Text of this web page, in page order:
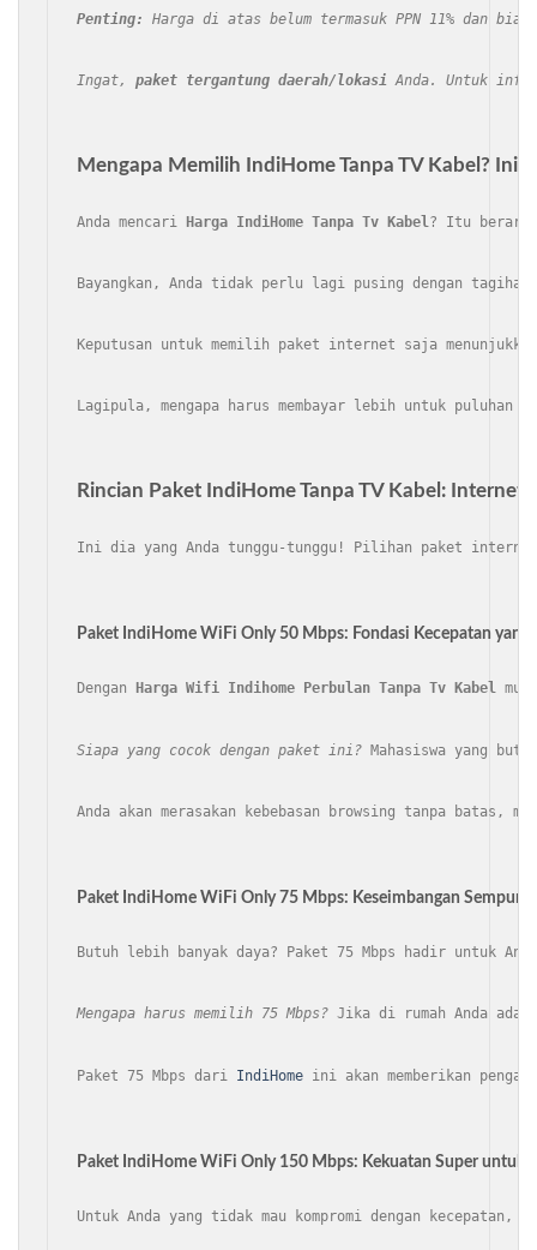
Penting: Harga di atas belum termasuk PPN 11% dan
Ingat, paket tergantung daerah/lokasi Anda. Untuk
Mengapa Memilih IndiHome Tanpa TV Kabel? Ini
Anda mencari Harga IndiHome Tanpa Tv Kabel ? Itu berarti
Bayangkan, Anda tidak perlu lagi pusing dengan tagihan
Keputusan untuk memilih paket internet saja
Lagipula, mengapa harus membayar lebih untuk
Rincian Paket IndiHome Tanpa TV Kabel: Internet
Ini dia yang Anda tunggu-tunggu! Pilihan paket internet
Paket IndiHome WiFi Only 50 Mbps: Fondasi Kecepatan yang
Dengan Harga Wifi Indihome Perbulan Tanpa Tv Kabel
Siapa yang cocok dengan paket ini? Mahasiswa yang
Anda akan merasakan kebebasan browsing tanpa
Paket IndiHome WiFi Only 75 Mbps: Keseimbangan
Butuh lebih banyak daya? Paket 75 Mbps hadir untuk
Mengapa harus memilih 75 Mbps? Jika di rumah Anda
Paket 75 Mbps dari IndiHome ini akan memberikan
Paket IndiHome WiFi Only 150 Mbps: Kekuatan Super untuk
Untuk Anda yang tidak mau kompromi dengan kecepatan,